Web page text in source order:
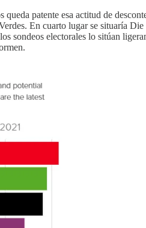
patente esa actitud de
En cuarto lugar se situaría
sondeos electorales lo sitúan